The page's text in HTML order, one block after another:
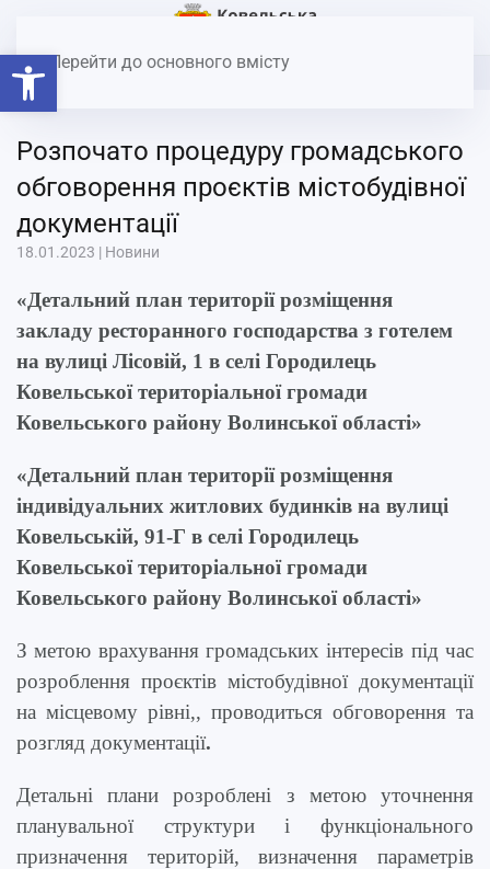
Відкрити Панель інструментів
Перейти до основного вмісту
обговорення проєктів містобудівної документації
Розпочато процедуру громадського
обговорення проєктів містобудівної
документації
18.01.2023 | Новини
«Детальний план території розміщення
закладу ресторанного господарства з готелем
на вулиці Лісовій, 1 в селі Городилець
Ковельської територіальної громади
Ковельського району Волинської області»
«Детальний план території розміщення
індивідуальних житлових будинків на вулиці
Ковельській, 91-Г в селі Городилець
Ковельської територіальної громади
Ковельського району Волинської області»
З метою врахування громадських інтересів під час
розроблення проєктів містобудівної документації
на місцевому рівні,, проводиться обговорення та
розгляд документації.
Детальні плани розроблені з метою уточнення
планувальної структури і функціонального
призначення територій, визначення параметрів